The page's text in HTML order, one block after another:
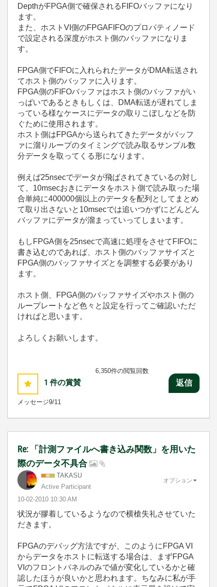
DepthがFPGA側で確保されるFIFOバッファになり
ます。
また、ホストVI側のFPGAFIFOのプロパティノード
で設定される深度がホスト側のバッファになりま
す。
FPGA側でFIFOに入れられたデータがDMA転送され
てホスト側のバッファに入ります。
FPGA側のFIFOバッファはホスト側のバッファがい
っぱいであるときもしくは、DMA転送が遅れてしま
っている様なケースにデータの取りこぼしなどを防
ぐために使用されます。
ホスト側はFPGAから送られてきたデータがバッフ
ァに溜りループのタイミングで読み取るサンプル数
分データを取ってくる形になります。
例えば25nsecでデータが飛ばされてきているの対し
て、10msecおきにデータをホスト側で読み取った場
合単純に400000個以上のデータを配列としてまとめ
て取り出さないと10msecでは追いつかずにどんどん
バッファにデータが溜まっていってしまいます。
もしFPGA側を25nsecで高速に処理をさせてFIFOに
書き込むのであれば、ホスト側のバッファサイズと
FPGA側のバッファサイズとを調整する必要があり
ます。
ホスト側、FPGA側のバッファサイズやホスト側の
ループレートなど色々と設定を行ってご確認いただ
ければと思います。
よろしくお願いします。
1 件の賞賛
メッセージ9/11
6,350件の閲覧回数
返信
Re: 「計測ファイルへ書き込み関数」を用いた
際のデータ不具合
TAKASU
Active Participant
‎10-02-2010 10:30 AM
オプション
状況が膠着しているようなので横槍失礼させていた
だきます。
FPGAのデバッグ方法ですが、このようにFPGA VI
からデータをホストに転送する場合は、まずFPGA
VIのフロントパネルのみで値が変化しているかと確
認したほうが良いかと思われます。ちなみに私が手